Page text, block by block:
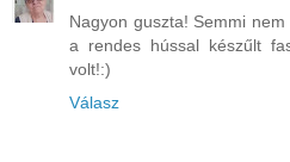
Nagyon guszta! Semmi
a rendes hússal készűlt
volt!:)
Válasz